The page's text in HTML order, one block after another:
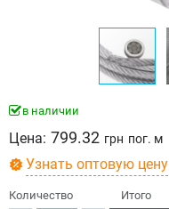
в наличии
Цена: 799.32 грн пог. м
Узнать оптовую цену
Количество Итого